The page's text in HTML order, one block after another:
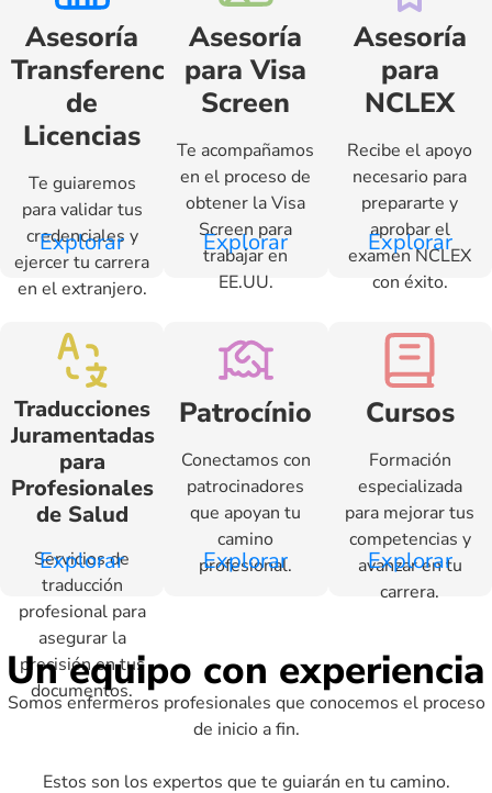
Asesoría
Transferencia
de
Licencias
Te guiaremos
para validar tus
credenciales y
ejercer tu carrera
en el extranjero.
Explorar
Asesoría
para Visa
Screen
Te acompañamos
en el proceso de
obtener la Visa
Screen para
trabajar en
EE.UU.
Explorar
Asesoría
para
NCLEX
Recibe el apoyo
necesario para
prepararte y
aprobar el
examen NCLEX
con éxito.
Explorar
Traducciones
Juramentadas
para
Profesionales
de Salud
Servicios de
traducción
profesional para
asegurar la
precisión en tus
documentos.
Explorar
Patrocínio
Conectamos con
patrocinadores
que apoyan tu
camino
profesional.
Explorar
Cursos
Formación
especializada
para mejorar tus
competencias y
avanzar en tu
carrera.
Explorar
Un equipo con experiencia
Somos enfermeros profesionales que conocemos el proceso
de inicio a fin.
Estos son los expertos que te guiarán en tu camino.